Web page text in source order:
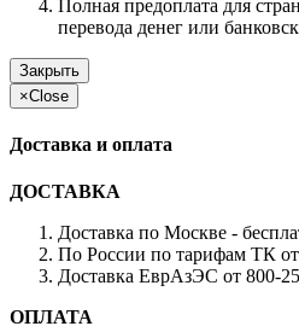
Полная предоплата для
перевода денег или
Закрыть
×Close
Доставка и оплата
ДОСТАВКА
Доставка по Москве -
По России по тарифам ТК
Доставка ЕврАзЭС от 800-
ОПЛАТА